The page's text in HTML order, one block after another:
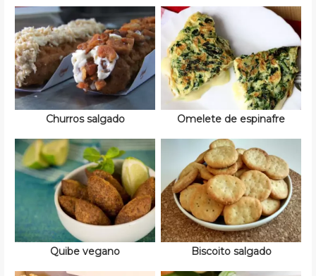
Churros salgado Omelete de espinafre
Quibe vegano Biscoito salgado